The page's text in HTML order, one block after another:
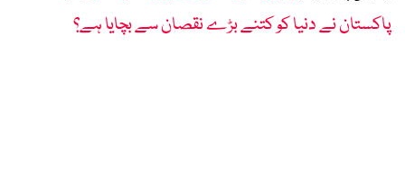
پاکستان نے دنیا کو کتنے بڑے نقصان سے بچایا ہے؟